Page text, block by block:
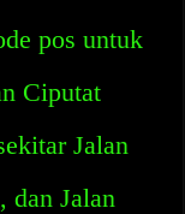
pos untuk
Ciputat
Jalan
dan Jalan